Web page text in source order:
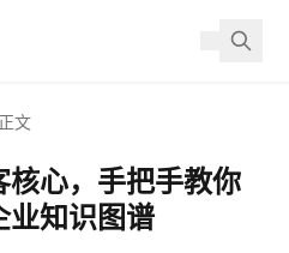
文
心，手把手教你
业知识图谱